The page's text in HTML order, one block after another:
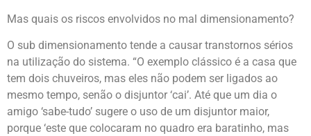
Mas quais os riscos envolvidos no mal dimensionamento?
O sub dimensionamento tende a causar transtornos sérios
na utilização do sistema. “O exemplo clássico é a casa que
tem dois chuveiros, mas eles não podem ser ligados ao
mesmo tempo, senão o disjuntor ‘cai’. Até que um dia o
amigo ‘sabe-tudo’ sugere o uso de um disjuntor maior,
porque ‘este que colocaram no quadro era baratinho, mas